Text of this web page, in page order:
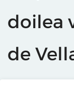
doilea
de